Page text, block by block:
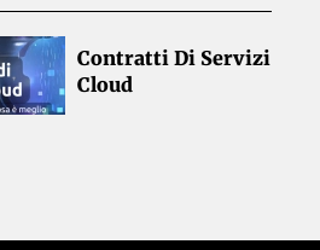
Contratti Di Servizi
Cloud